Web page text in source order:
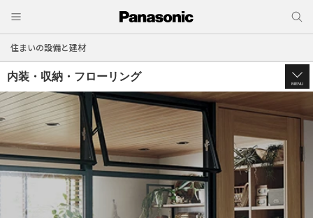
住まいの設備と建材
内装・収納・フローリング
MENU